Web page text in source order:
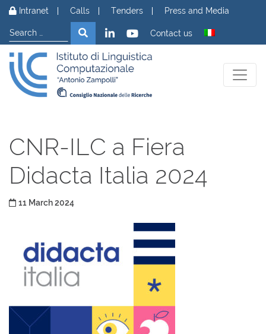
Skip to content
Intranet Calls Tenders
Press and Media
Search
Search Contact us
CNR-ILC a Fiera
Didacta Italia 2024
Posted on
11 March 2024